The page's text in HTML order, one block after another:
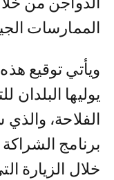
الممارسات
ويأتي توقيع
يوليها البلدان
الفلاحة،
برنامج الشراكة
خلال الزيارة